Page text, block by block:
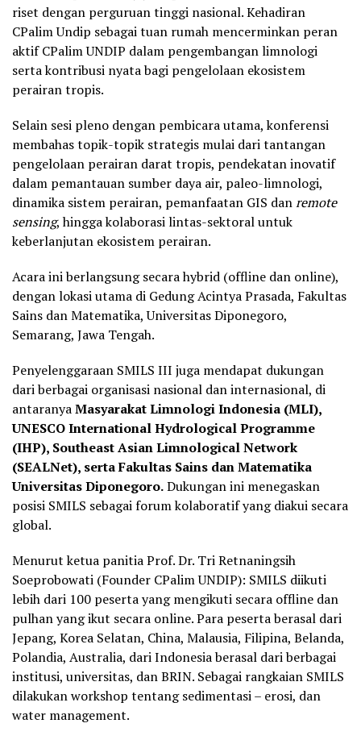
riset dengan perguruan tinggi nasional. Kehadiran
CPalim Undip sebagai tuan rumah mencerminkan peran
aktif CPalim UNDIP dalam pengembangan limnologi
serta kontribusi nyata bagi pengelolaan ekosistem
perairan tropis.
Selain sesi pleno dengan pembicara utama, konferensi
membahas topik-topik strategis mulai dari tantangan
pengelolaan perairan darat tropis, pendekatan inovatif
dalam pemantauan sumber daya air, paleo-limnologi,
dinamika sistem perairan, pemanfaatan GIS danremote
sensing, hingga kolaborasi lintas-sektoral untuk
keberlanjutan ekosistem perairan.
Acara ini berlangsung secara hybrid (offline dan online),
dengan lokasi utama di Gedung Acintya Prasada, Fakultas
Sains dan Matematika, Universitas Diponegoro,
Semarang, Jawa Tengah.
Penyelenggaraan SMILS III juga mendapat dukungan
dari berbagai organisasi nasional dan internasional, di
antaranyaMasyarakat Limnologi Indonesia (MLI),
UNESCO International Hydrological Programme
(IHP), Southeast Asian Limnological Network
(SEALNet), serta Fakultas Sains dan Matematika
Universitas Diponegoro.Dukungan ini menegaskan
posisi SMILS sebagai forum kolaboratif yang diakui secara
global.
Menurut ketua panitia Prof. Dr. Tri Retnaningsih
Soeprobowati (Founder CPalim UNDIP): SMILS diikuti
lebih dari 100 peserta yang mengikuti secara offline dan
pulhan yang ikut secara online. Para peserta berasal dari
Jepang, Korea Selatan, China, Malausia, Filipina, Belanda,
Polandia, Australia, dari Indonesia berasal dari berbagai
institusi, universitas, dan BRIN. Sebagai rangkaian SMILS
dilakukan workshop tentang sedimentasi – erosi, dan
water management.